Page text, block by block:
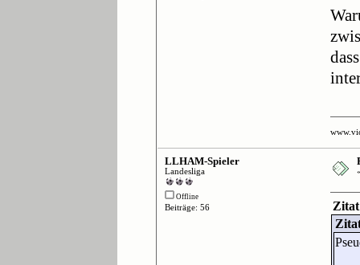
LLHAM-Spieler
Landesliga
Offline
Beiträge: 56